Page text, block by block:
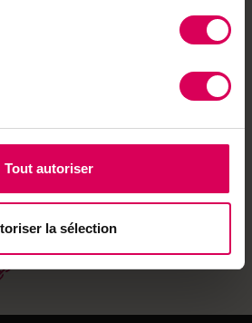
Tout autoriser
la sélection
effet d’améliorer la qualité de la
aussi de favoriser la biodiversité
d’insectes pollinisateurs et joue
mauvaises herbes. Un dispositif